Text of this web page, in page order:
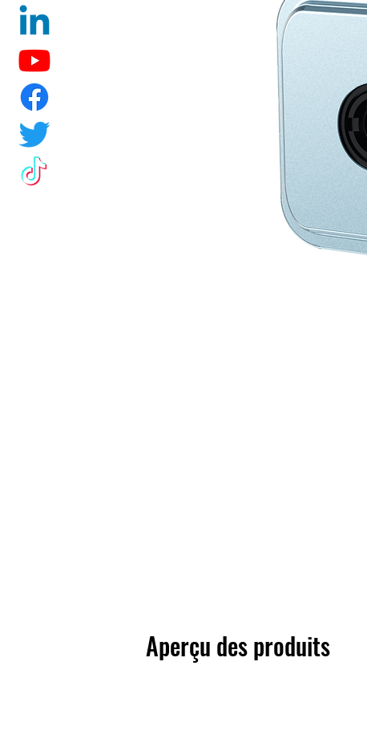
Aperçu des produits